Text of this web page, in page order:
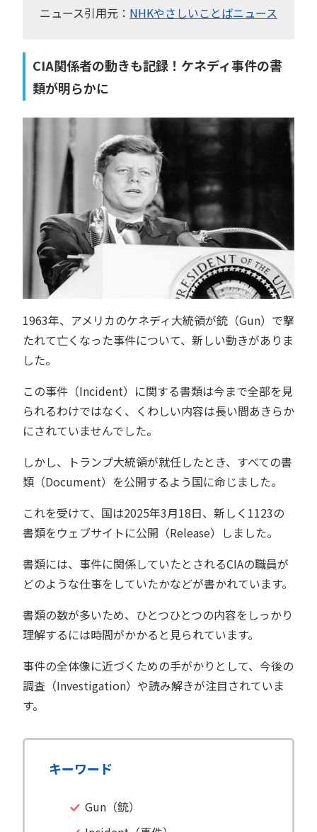
ニュース引用元： NHKやさしいことばニュース
CIA関係者の動きも記録！ケネディ事件の書
類が明らかに
1963年、アメリカのケネディ大統領が銃（Gun）で撃
たれて亡くなった事件について、新しい動きがありま
した。
この事件（Incident）に関する書類は今まで全部を見
られるわけではなく、くわしい内容は長い間あきらか
にされていませんでした。
しかし、トランプ大統領が就任したとき、すべての書
類（Document）を公開するよう国に命じました。
これを受けて、国は2025年3月18日、新しく1123の
書類をウェブサイトに公開（Release）しました。
書類には、事件に関係していたとされるCIAの職員が
どのような仕事をしていたかなどが書かれています。
書類の数が多いため、ひとつひとつの内容をしっかり
理解するには時間がかかると見られています。
事件の全体像に近づくための手がかりとして、今後の
調査（Investigation）や読み解きが注目されていま
す。
キーワード
Gun（銃）